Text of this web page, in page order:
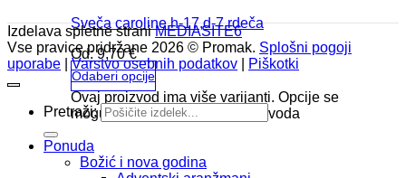
Sveča caroline h-17,d-7 rdeča
Od:9,70€
Odaberi opcije
Ovaj proizvod ima više varijanti. Opcije se
mogu odabrati na stranici proizvoda
Izdelava spletne straniMEDIASITE6
Vse pravice pridržane 2026 © Promak. Splošni pogoji
uporabe |Varstvo osebnih podatkov Piškotki
Pretraži:
Ponuda
Božić i nova godina